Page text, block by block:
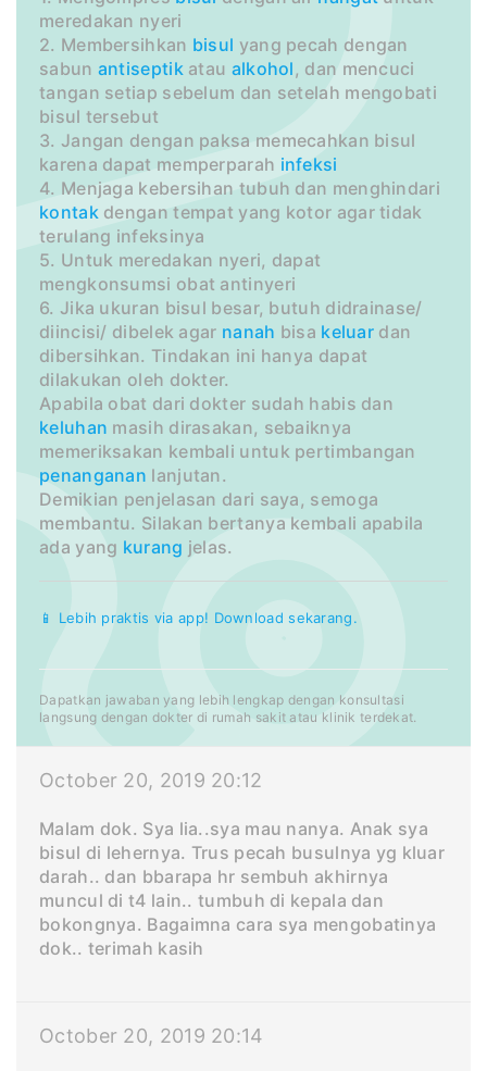
meredakan nyeri
2. Membersihkan bisul yang pecah dengan
sabun antiseptik atau alkohol , dan mencuci
tangan setiap sebelum dan setelah mengobati
bisul tersebut
3. Jangan dengan paksa memecahkan bisul
karena dapat memperparah infeksi
4. Menjaga kebersihan tubuh dan menghindari
kontakdengan tempat yang kotor agar tidak
terulang infeksinya
5. Untuk meredakan nyeri, dapat
mengkonsumsi obat antinyeri
6. Jika ukuran bisul besar, butuh didrainase/
diincisi/ dibelek agar nanah bisa keluar dan
dibersihkan. Tindakan ini hanya dapat
dilakukan oleh dokter.
Apabila obat dari dokter sudah habis dan
keluhan masih dirasakan, sebaiknya
memeriksakan kembali untuk pertimbangan
penanganan lanjutan.
Demikian penjelasan dari saya, semoga
membantu. Silakan bertanya kembali apabila
ada yang kurang jelas.
📱 Lebih praktis via app! Download sekarang.
Dapatkan jawaban yang lebih lengkap dengan konsultasi
langsung dengan dokter di rumah sakit atau klinik terdekat.
October 20, 2019 20:12
Malam dok. Sya lia..sya mau nanya. Anak sya
bisul di lehernya. Trus pecah busulnya yg kluar
darah.. dan bbarapa hr sembuh akhirnya
muncul di t4 lain.. tumbuh di kepala dan
bokongnya. Bagaimna cara sya mengobatinya
dok.. terimah kasih
October 20, 2019 20:14